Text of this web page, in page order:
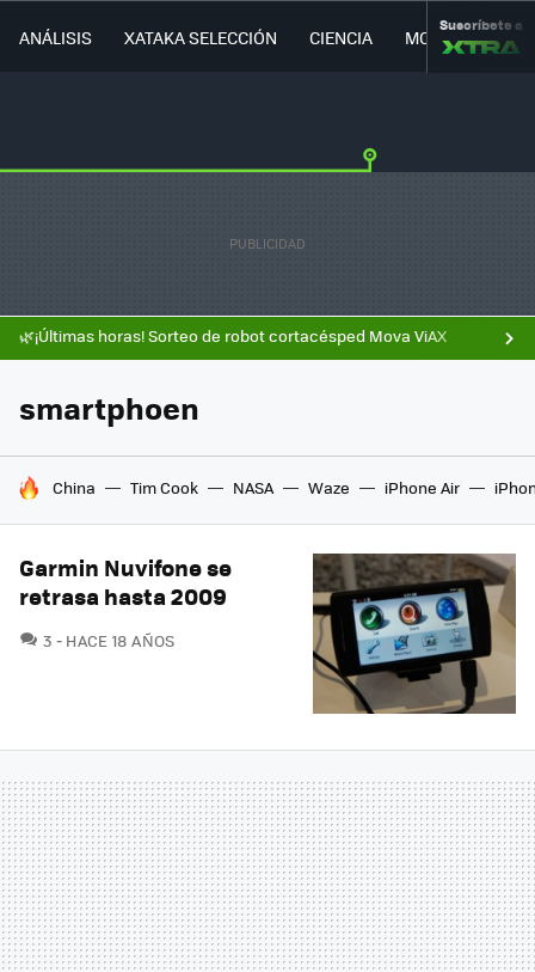
ANÁLISIS XATAKA SELECCIÓN CIENCIA MOVILIDAD
Suscríbete a
🌿¡Últimas horas! Sorteo de robot cortacésped Mova ViAX
smartphoen
HOY SE HABLA DE
China Tim Cook NASA Waze iPhone Air
Garmin Nuvifone se
retrasa hasta 2009
3 COMENTARIOS
HACE 18 AÑOS